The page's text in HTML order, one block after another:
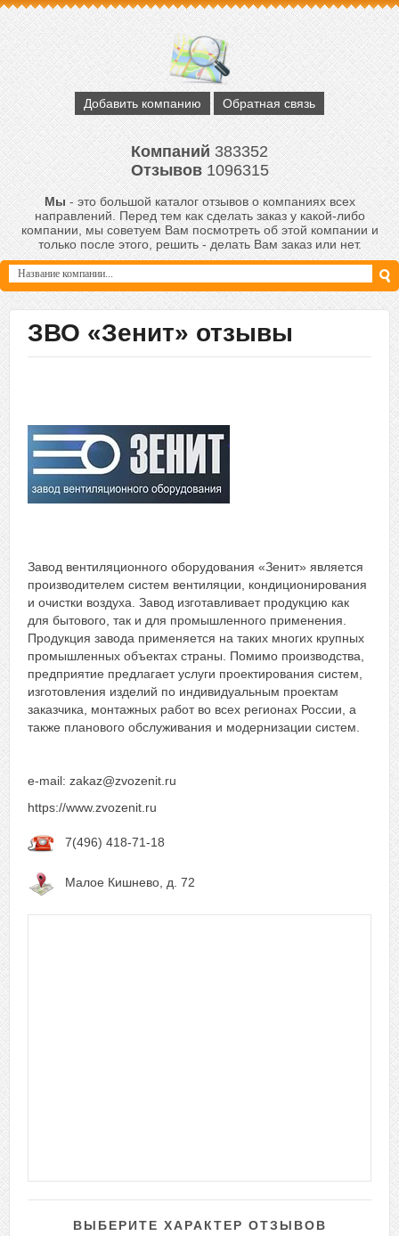
Добавить компанию Обратная связь
Компаний383352
Отзывов1096315
Мы- это большой каталог отзывов о компаниях всех
направлений. Перед тем как сделать заказ у какой-либо
компании, мы советуем Вам посмотреть об этой компании и
только после этого, решить - делать Вам заказ или нет.
ЗВО «Зенит» отзывы
Завод вентиляционного оборудования «Зенит» является
производителем систем вентиляции, кондиционирования
и очистки воздуха. Завод изготавливает продукцию как
для бытового, так и для промышленного применения.
Продукция завода применяется на таких многих крупных
промышленных объектах страны. Помимо производства,
предприятие предлагает услуги проектирования систем,
изготовления изделий по индивидуальным проектам
заказчика, монтажных работ во всех регионах России, а
также планового обслуживания и модернизации систем.
e-mail: zakaz@zvozenit.ru
https://www.zvozenit.ru
7(496) 418-71-18
Малое Кишнево, д. 72
ВЫБЕРИТЕ ХАРАКТЕР ОТЗЫВОВ